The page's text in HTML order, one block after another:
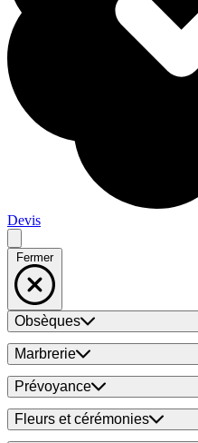
Devis
Fermer
Obsèques
Marbrerie
Prévoyance
Fleurs et cérémonies